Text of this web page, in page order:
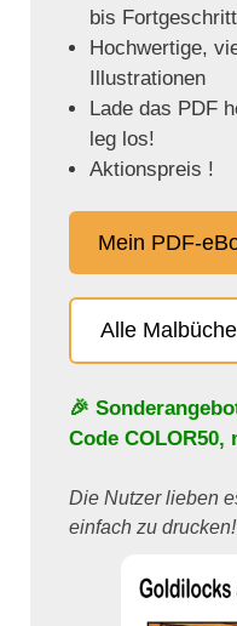
bis
Hochwertige,
Illustrationen
Lade das PDF
leg los!
Aktionspreis !
Mein PDF-
Alle
🎉
Code COLOR50,
Die Nutzer lieben
einfach zu